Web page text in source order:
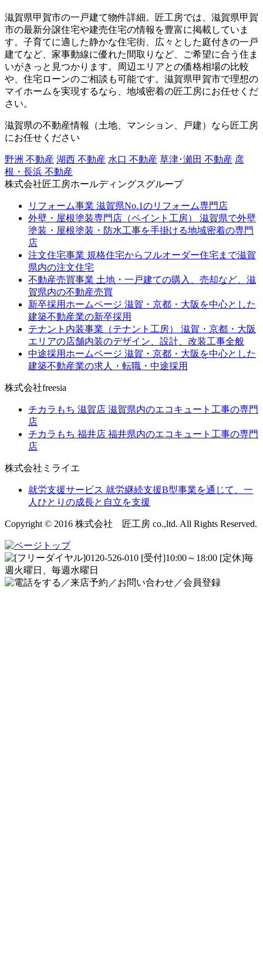
滋賀県甲賀市の一戸建て物件詳細。匠工房では、滋賀県甲賀
市の最新分譲住宅や建売住宅の情報を豊富に掲載していま
す。子育てに適した静かな住宅街、広々とした庭付きの一戸
建てなど、家事動線に優れた間取りなど、ご希望に合う住ま
いがきっと見つかります。周辺エリアとの価格相場の比較
や、住宅ローンのご相談も可能です。滋賀県甲賀市で理想の
マイホームを実現するなら、地域密着の匠工房にお任せくだ
さい。
滋賀県の不動産情報（土地、マンション、戸建）なら匠工房
にお任せください
野洲 不動産 湖西 不動産 水口 不動産 草津･瀬田 不動産 彦
根・長浜 不動産
株式会社匠工房ホールディングスグループ
リフォーム事業 滋賀県No.1のリフォーム専門店
外壁・屋根塗装専門店（ペイント工房）
滋賀県で外壁
塗装・屋根塗装・防水工事を手掛ける地域密着の専門
店
注文住宅事業 規格住宅からフルオーダー住宅まで滋賀
県内の注文住宅
不動産売買事業 土地・一戸建ての購入、売却など、滋
賀県内の不動産売買
新卒採用ホームページ 滋賀・京都・大阪を中心とした
建築不動産業の新卒採用
テナント内装事業（テナント工房）
滋賀・京都・大阪
エリアの店舗内装のデザイン、設計、改装工事全般
中途採用ホームページ 滋賀・京都・大阪を中心とした
建築不動産業の求人・転職・中途採用
株式会社freesia
チカラもち 滋賀店 滋賀県内のエコキュート工事の専門
店
チカラもち 福井店 福井県内のエコキュート工事の専門
店
株式会社ミライエ
就労支援サービス 就労継続支援B型事業を通じて、一
人ひとりの成長と自立を支援
Copyright © 2016 株式会社 匠工房 co.,ltd. All Rights Reserved.